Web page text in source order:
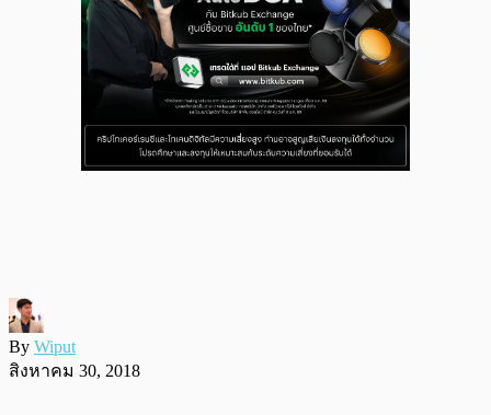
By Wiput
สิงหาคม 30, 2018